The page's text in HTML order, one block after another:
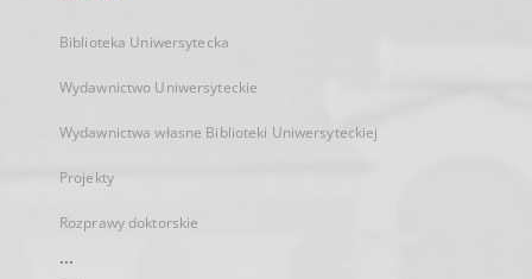
Biblioteka Uniwersytecka
Wydawnictwo Uniwersyteckie
Wydawnictwa własne Biblioteki Uniwersyteckiej
Projekty
Rozprawy doktorskie
...